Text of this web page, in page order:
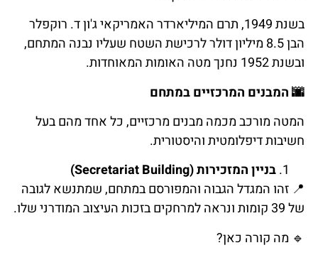
בשנת 1949, תרם המיליארדר האמריקאי ג'ון ד. רוקפלר
הבן 8.5 מיליון דולר לרכישת השטח שעליו נבנה המתחם,
ובשנת 1952 נחנך מטה האומות המאוחדות.
🌆המבנים המרכזייםבמתחם
המטה מורכב מכמה מבנים מרכזיים, כל אחד מהם בעל
חשיבות דיפלומטית והיסטורית.
בניין המזכירות (Secretariat Building)
📍 זהוהמגדלהגבוה והמפורסםבמתחם,שמתנשאלגובה
של39 קומותונראהלמרחקיםבזכותהעיצובהמודרנישלו.
🔹 מה קורה כאן?